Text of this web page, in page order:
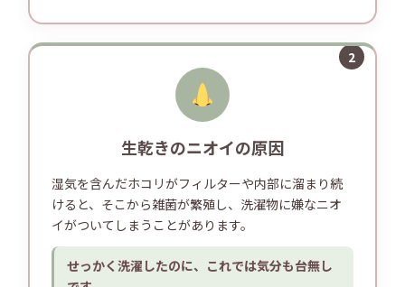
2
生乾きのニオイの原因
湿気を含んだホコリがフィルターや内部に溜まり続
けると、そこから雑菌が繁殖し、洗濯物に嫌なニオ
イがついてしまうことがあります。
せっかく洗濯したのに、これでは気分も台無し